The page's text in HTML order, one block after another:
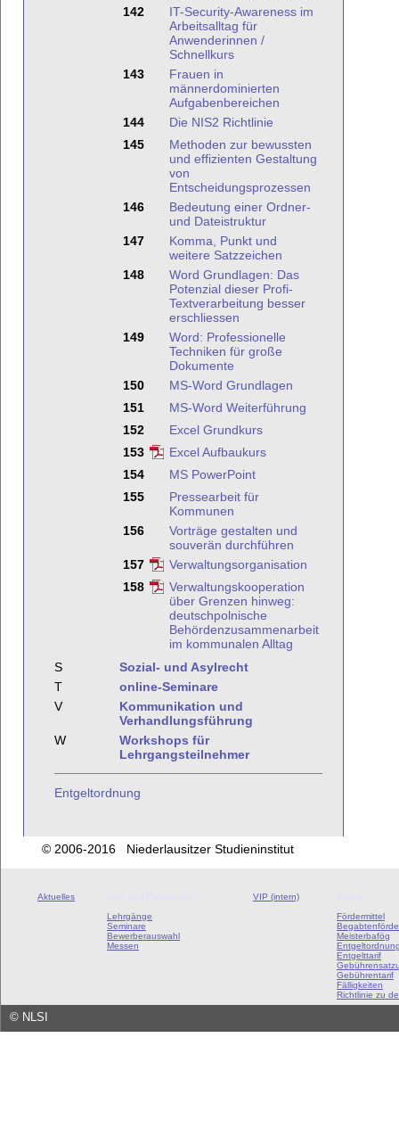
142
IT-Security-Awareness im
Arbeitsalltag für
Anwenderinnen /
Schnellkurs
143
Frauen in
männerdominierten
Aufgabenbereichen
144
Die NIS2 Richtlinie
145
Methoden zur bewussten
und effizienten Gestaltung
von
Entscheidungsprozessen
146
Bedeutung einer Ordner-
und Dateistruktur
147
Komma, Punkt und
weitere Satzzeichen
148
Word Grundlagen: Das
Potenzial dieser Profi-
Textverarbeitung besser
erschliessen
149
Word: Professionelle
Techniken für große
Dokumente
150
MS-Word Grundlagen
151
MS-Word Weiterführung
152
Excel Grundkurs
153
Excel Aufbaukurs
154
MS PowerPoint
155
Pressearbeit für
Kommunen
156
Vorträge gestalten und
souverän durchführen
157
Verwaltungsorganisation
158
Verwaltungskooperation
über Grenzen hinweg:
deutschpolnische
Behördenzusammenarbeit
im kommunalen Alltag
S
Sozial- und Asylrecht
T
online-Seminare
V
Kommunikation und
Verhandlungsführung
W
Workshops für
Lehrgangsteilnehmer
Entgeltordnung
© 2006-2016 Niederlausitzer Studieninstitut
Aktuelles
Lehrgänge
Seminare
Bewerberauswahl
Messen
VIP (intern)
Fördermittel
Meisterbafög
Entgelttarif
Gebührentarif
Fälligkeiten
Richtlinie zu
© NLSI